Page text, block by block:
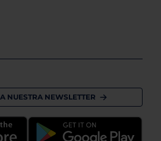
NUESTRA NEWSLETTER